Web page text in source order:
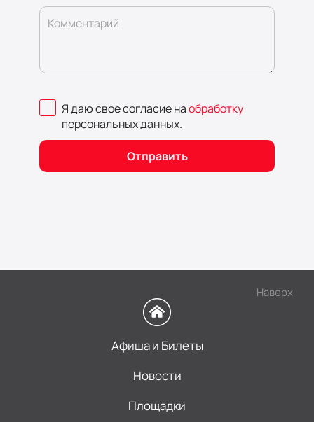
Комментарий
Я даю свое согласие наобработку
персональных данных.
Отправить
Наверх
Афиша и Билеты
Новости
Площадки